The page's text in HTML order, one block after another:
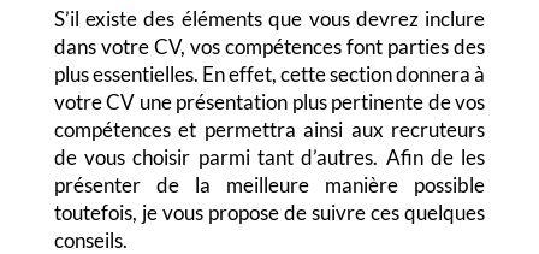
S’il existe des éléments que vous devrez inclure
dans votre CV, vos compétences font parties des
plus essentielles. En effet, cette section donnera à
votre CV une présentation plus pertinente de vos
compétences et permettra ainsi aux recruteurs
de vous choisir parmi tant d’autres. Afin de les
présenter de la meilleure manière possible
toutefois, je vous propose de suivre ces quelques
conseils.